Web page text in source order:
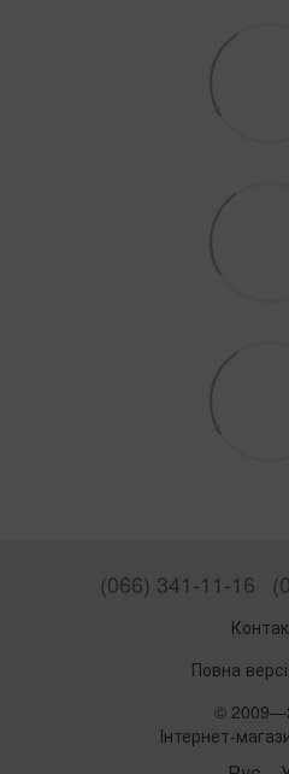
(066) 341-11-16
Повна
©
Інтернет-